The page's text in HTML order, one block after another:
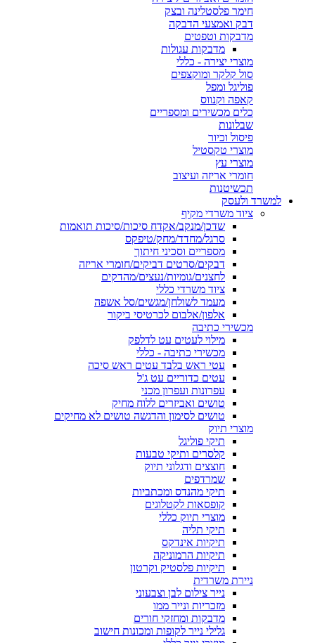
חימר פלסטלינה ובצק
דבק ואמצעי הדבקה
מדבקות וטפטים
מדבקות עגולות
מוצרי יצירה - כללי
סול קלקר ומוקצפים
פוליגל ומפל
קאפה וקנווס
כלים מכשירים ומספריים
שבלונות
פיסול וכיור
מוצרי טקסטיל
מוצרי עץ
חומרי אריזה ועיצוב
תכשיטנות
למשרד ולעסק
ציוד משרדי מקיף
שדכן/מנקב/אקדח סיכות/סיכות תואמות
סרגל/מחדד/מחק/טיפקס
מספריים וסכיני חיתוך
דבקים/סרטים דביקים/חומרי אריזה
לחצנים/גומיות/נעצים/מהדקים
ציוד משרדי כללי
מעמד לשולחן/מגשים/סל אשפה
אלפון/אלבום לכרטיסי ביקור
מכשירי כתיבה
מילוי לעטים עט לדלפק
מכשירי כתיבה - כללי
עטי ראש בלבד עטים ראש סיכה
עטים כדוריים עט ג'ל
עפרונות ועפרון מכני
טושים ואביזרים ללוח מחיק
טושים לסימון והדגשה טושים לא מחיקים
מוצרי תיוק
תיקי פוליגל
קלסרים ותיקי טבעות
חוצצים ודגלוני תיוק
שמרדפים
תיקי מהנדס ומכתביות
קופסאות לקטלוגים
מוצרי תיוק כללי
תיקי תליה
תיקיות אינדקס
תיקיות הרמוניקה
תיקיות פלסטיק וקרטון
ניירת משרדית
נייר צילום לבן וצבעוני
מזכריות ונייר ממו
מדבקות ומחזקי חורים
גלילי נייר לקופות ומכונות חישוב